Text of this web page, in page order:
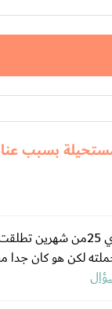
بسبب
لكن هو كان